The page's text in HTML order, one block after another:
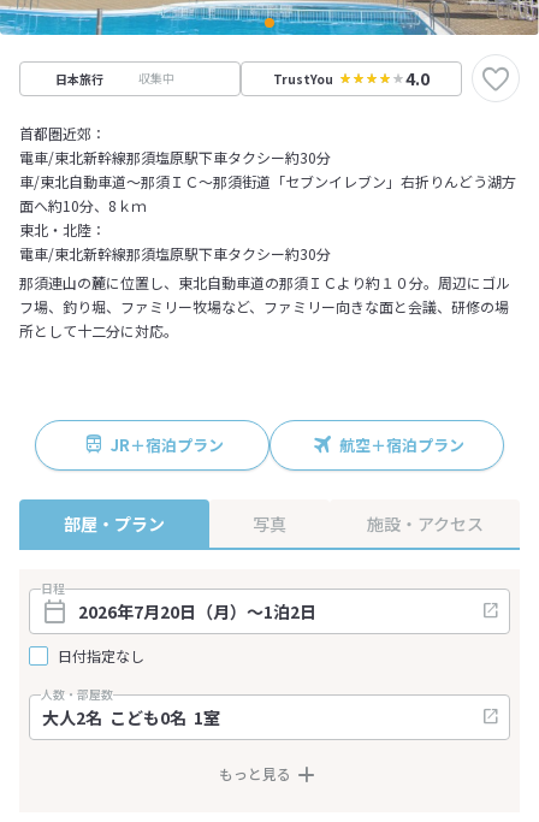
日本旅行 収集中 TrustYou 4.0
首都圏近郊：
電車/東北新幹線那須塩原駅下車タクシー約30分
車/東北自動車道～那須ＩＣ～那須街道「セブンイレブン」右折りんどう湖方
面へ約10分、8ｋｍ
東北・北陸：
電車/東北新幹線那須塩原駅下車タクシー約30分
那須連山の麓に位置し、東北自動車道の那須ＩＣより約１０分。周辺にゴル
フ場、釣り堀、ファミリー牧場など、ファミリー向きな面と会議、研修の場
所として十二分に対応。
JR＋宿泊プラン 航空＋宿泊プラン
部屋・プラン 写真 施設・アクセス
日程
日付指定なし
人数・部屋数
もっと見る